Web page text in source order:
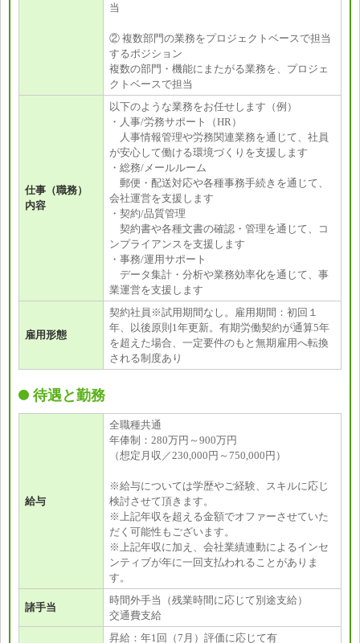
当
② 複数部門の業務をプロジェクトベースで担当
するポジション
複数の部門・機能にまたがる業務を、プロジェ
クトベースで担当
仕事（職務）
内容
以下のような業務をお任せします（例）
・人事/労務サポート（HR）
人事情報管理や労務関連業務を通じて、社員
が安心して働ける環境づくりを支援します
・総務/メールルーム
郵便・配送対応や各種事務手続きを通じて、
会社運営を支援します
・契約/品質管理
契約書や各種文書の確認・管理を通じて、コ
ンプライアンスを支援します
・事務/運用サポート
データ集計・分析や業務効率化を通じて、事
業運営を支援します
雇用形態
契約社員※試用期間なし。雇用期間：初回１
年、以後原則1年更新。有期労働契約が通算5年
を超えた場合、一定要件のもと無期雇用へ転換
される制度あり
待遇と勤務
給与
全職種共通
年俸制：280万円～900万円
（想定月収／230,000円～750,000円）
※給与については学歴やご経験、スキルに応じ
検討させて頂きます。
※上記年収を超える金額でオファーさせていた
だく可能性もございます。
※上記年収に加え、会社業績連動によるインセ
ンティブが年に一回支払われることがありま
す。
諸手当
時間外手当（残業時間に応じて別途支給）
交通費支給
昇給：年1回（7月）評価に応じて有